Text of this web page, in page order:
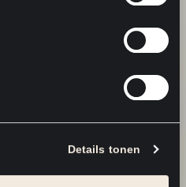
Details tonen